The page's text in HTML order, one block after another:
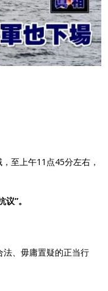
至上午11点45分左右，
”。
、毋庸置疑的正当行